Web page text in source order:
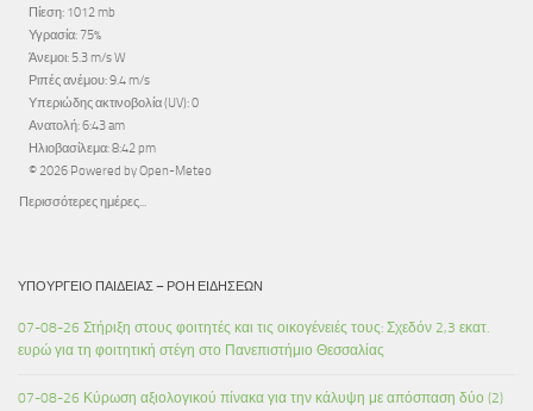
Πίεση: 1012 mb
Υγρασία: 75%
Άνεμοι: 5.3 m/s W
Ριπές ανέμου: 9.4 m/s
Υπεριώδης ακτινοβολία (UV): 0
Ανατολή: 6:43 am
Ηλιοβασίλεμα: 8:42 pm
© 2026 Powered by Open-Meteo
Περισσότερες ημέρες...
ΥΠΟΥΡΓΕΊΟ ΠΑΙΔΕΊΑΣ – ΡΟΉ ΕΙΔΉΣΕΩΝ
07-08-26 Στήριξη στους φοιτητές και τις οικογένειές τους: Σχεδόν 2,3 εκατ.
ευρώ για τη φοιτητική στέγη στο Πανεπιστήμιο Θεσσαλίας
07-08-26 Κύρωση αξιολογικού πίνακα για την κάλυψη με απόσπαση δύο (2)